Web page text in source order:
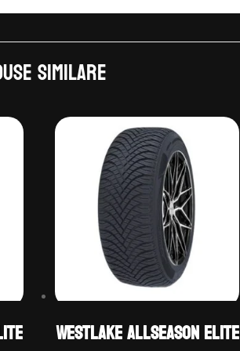
similare
WestLake ALLSEASON ELITE